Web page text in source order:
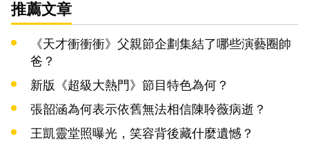
推薦文章
《天才衝衝衝》父親節企劃集結了哪些演藝圈帥
爸？
新版《超級大熱門》節目特色為何？
張韶涵為何表示依舊無法相信陳聆薇病逝？
王凱靈堂照曝光，笑容背後藏什麼遺憾？